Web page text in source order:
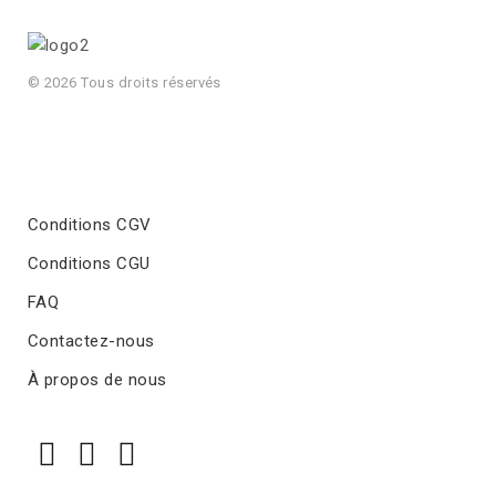
© 2026 Tous droits réservés
Conditions CGV
Conditions CGU
FAQ
Contactez-nous
À propos de nous